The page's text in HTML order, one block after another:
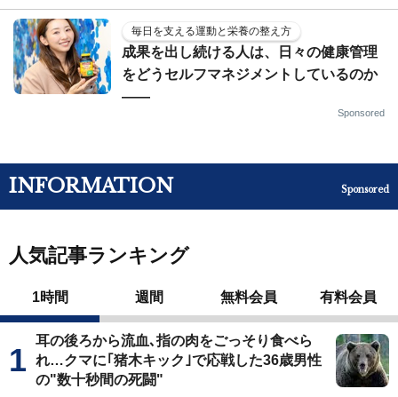
毎日を支える運動と栄養の整え方
成果を出し続ける人は、日々の健康管理
をどうセルフマネジメントしているのか
——
Sponsored
INFORMATION Sponsored
人気記事ランキング
1時間 週間 無料会員 有料会員
耳の後ろから流血､指の肉をごっそり食べら
れ…クマに｢猪木キック｣で応戦した36歳男性
の"数十秒間の死闘"